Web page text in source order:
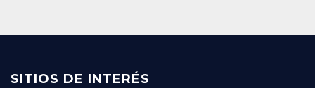
SITIOS DE INTERÉS